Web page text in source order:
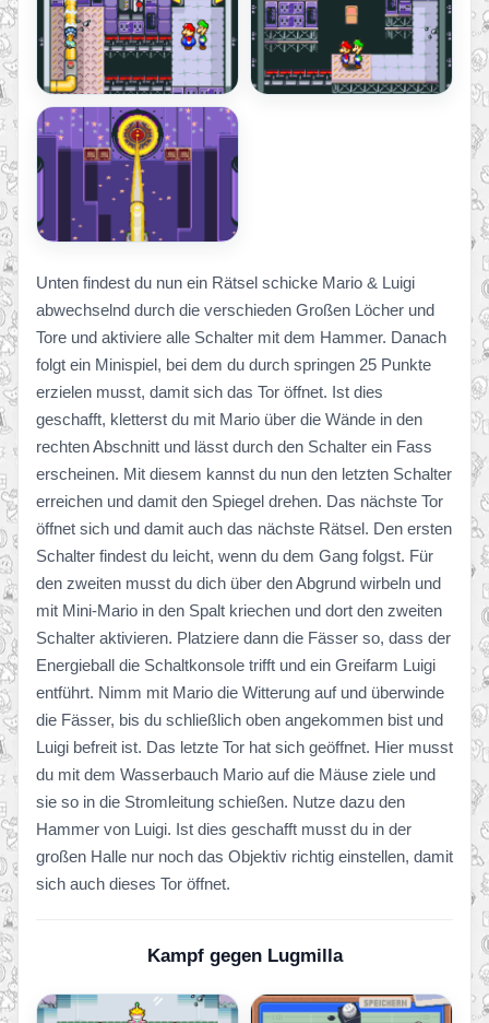
Unten findest du nun ein Rätsel schicke Mario & Luigi
abwechselnd durch die verschieden Großen Löcher und
Tore und aktiviere alle Schalter mit dem Hammer. Danach
folgt ein Minispiel, bei dem du durch springen 25 Punkte
erzielen musst, damit sich das Tor öffnet. Ist dies
geschafft, kletterst du mit Mario über die Wände in den
rechten Abschnitt und lässt durch den Schalter ein Fass
erscheinen. Mit diesem kannst du nun den letzten Schalter
erreichen und damit den Spiegel drehen. Das nächste Tor
öffnet sich und damit auch das nächste Rätsel. Den ersten
Schalter findest du leicht, wenn du dem Gang folgst. Für
den zweiten musst du dich über den Abgrund wirbeln und
mit Mini-Mario in den Spalt kriechen und dort den zweiten
Schalter aktivieren. Platziere dann die Fässer so, dass der
Energieball die Schaltkonsole trifft und ein Greifarm Luigi
entführt. Nimm mit Mario die Witterung auf und überwinde
die Fässer, bis du schließlich oben angekommen bist und
Luigi befreit ist. Das letzte Tor hat sich geöffnet. Hier musst
du mit dem Wasserbauch Mario auf die Mäuse ziele und
sie so in die Stromleitung schießen. Nutze dazu den
Hammer von Luigi. Ist dies geschafft musst du in der
großen Halle nur noch das Objektiv richtig einstellen, damit
sich auch dieses Tor öffnet.
Kampf gegen Lugmilla